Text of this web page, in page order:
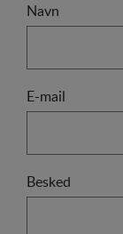
Navn
E-mail
Besked